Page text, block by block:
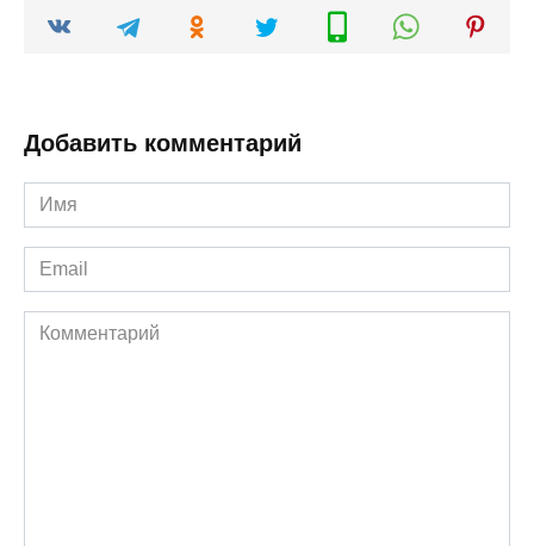
Добавить комментарий
Имя
*
Email
*
Комментарий